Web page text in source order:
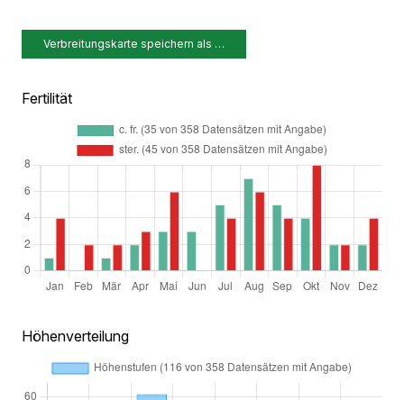
Verbreitungskarte speichern als …
Fertilität
Höhenverteilung